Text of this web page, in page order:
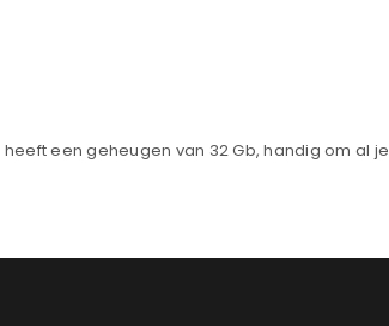
een geheugen van 32 Gb, handig om